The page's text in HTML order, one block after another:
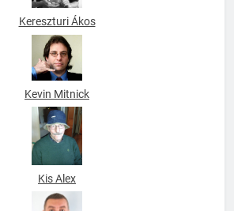
Kereszturi Ákos
Kevin Mitnick
Kis Alex